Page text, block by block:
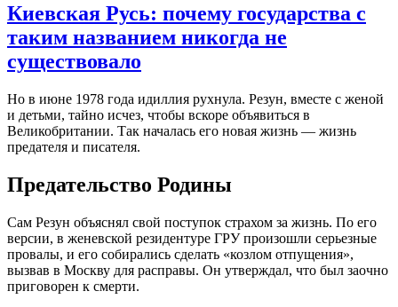
Киевская Русь: почему государства с
таким названием никогда не
существовало
Но в июне 1978 года идиллия рухнула. Резун, вместе с женой
и детьми, тайно исчез, чтобы вскоре объявиться в
Великобритании. Так началась его новая жизнь — жизнь
предателя и писателя.
Предательство Родины
Сам Резун объяснял свой поступок страхом за жизнь. По его
версии, в женевской резидентуре ГРУ произошли серьезные
провалы, и его собирались сделать «козлом отпущения»,
вызвав в Москву для расправы. Он утверждал, что был заочно
приговорен к смерти.